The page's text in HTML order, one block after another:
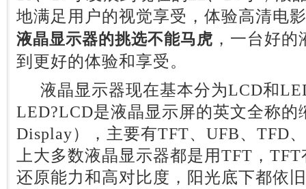
地满足用户的视觉享受，体验高清电
液晶显示器的挑选不能马虎 ，一台好
到更好的体验和享受。
液晶显示器现在基本分为LCD和
LED?LCD是液晶显示屏的英文全称
Display），主要有TFT、UFB、TFD
上大多数液晶显示器都是用TFT，
还原能力和高对比度，阳光底下都依